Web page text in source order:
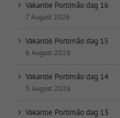
op
datum:
Vakantie Portimão dag 16
7 August 2026
Vakantie Portimão dag 15
6 August 2026
Vakantie Portimão dag 14
5 August 2026
Vakantie Portimão dag 13